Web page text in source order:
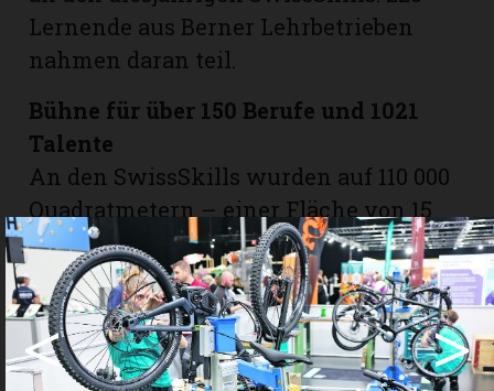
Lernende aus Berner Lehrbetrieben
nahmen daran teil.
Bühne für über 150 Berufe und 1021
Talente
An den SwissSkills wurden auf 110 000
Quadratmetern – einer Fläche von 15
Fussballfeldern – über 150 Berufe
vorgestellt: vom Schweissen bis zum
Programmieren, vom Servieren bis zum
Lackieren. 1021 Talente aus allen
Sprachregionen zeigten ihr Können in
< >